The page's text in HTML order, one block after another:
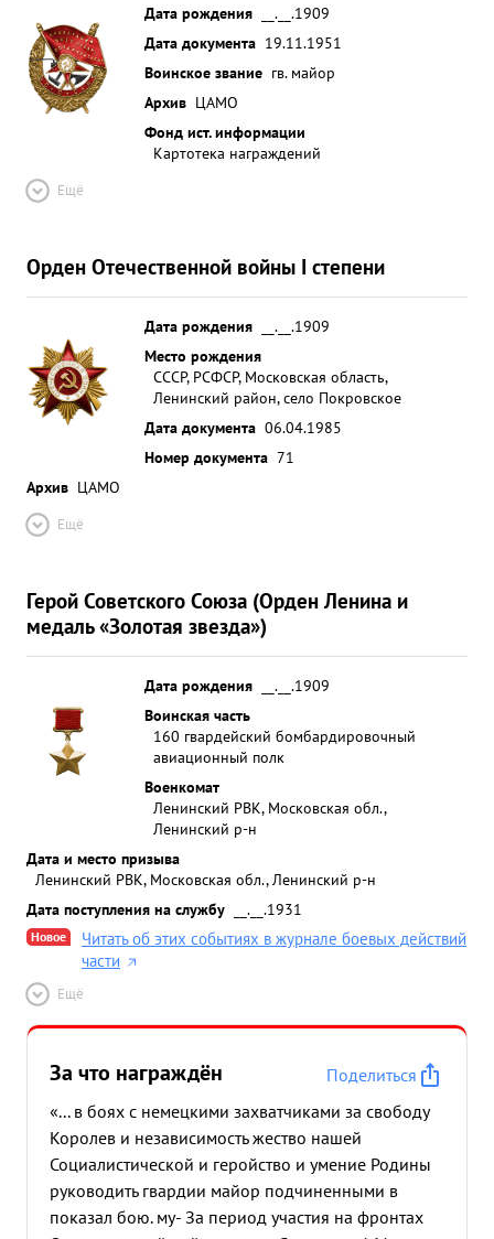
Дата рождения
__.__.1909
Дата документа 19.11.1951
Воинское звание гв. майор
Архив ЦАМО
Фонд ист. информации
Картотека награждений
Ещё
Орден Отечественной войны I степени
Дата рождения
__.__.1909
Место рождения
СССР, РСФСР, Московская область,
Ленинский район, село Покровское
Дата документа 06.04.1985
Номер документа 71
Архив ЦАМО
Ещё
Герой Советского Союза (Орден Ленина и
медаль «Золотая звезда»)
Дата рождения
__.__.1909
Воинская часть
160 гвардейский бомбардировочный
авиационный полк
Военкомат
Ленинский РВК, Московская обл.,
Ленинский р-н
Дата и место призыва
Ленинский РВК, Московская обл., Ленинский р-н
Дата поступления на службу
__.__.1931
Новое
Читать об этих событиях в журнале боевых действий
части
Ещё
За что награждён
Поделиться
«... в боях с немецкими захватчиками за свободу
Королев и независимость жество нашей
Социалистической и геройство и умение Родины
руководить гвардии майор подчиненными в
показал бою. му- За период участия на фронтах